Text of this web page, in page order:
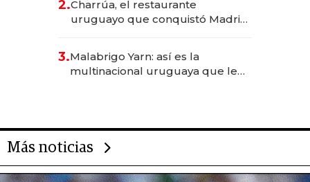
millones
2.Charrúa, el restaurante
uruguayo que conquistó Madrid:
anticipación y prepara apertura
3.Malabrigo Yarn: así es la
multinacional uruguaya que le
Más noticias